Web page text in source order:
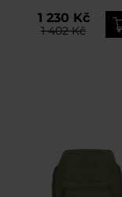
1 230 Kč
1 402 Kč